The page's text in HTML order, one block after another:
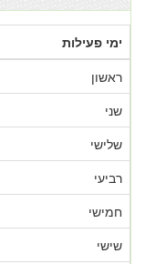
ימי פעילות
ראשון
שני
שלישי
רביעי
חמישי
שישי